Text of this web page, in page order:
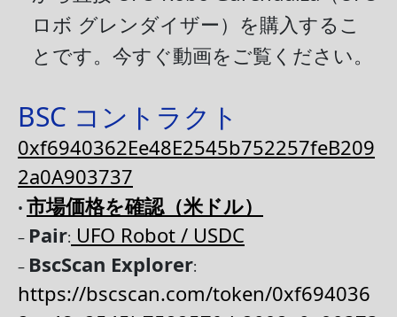
ロボ グレンダイザー）を購入するこ
とです。今すぐ動画をご覧ください。
BSC コントラクト
0xf6940362Ee48E2545b752257feB209
2a0A903737
• 市場価格を確認（米ドル）
– Pair: UFO Robot / USDC
– BscScan Explorer:
https://bscscan.com/token/0xf694036